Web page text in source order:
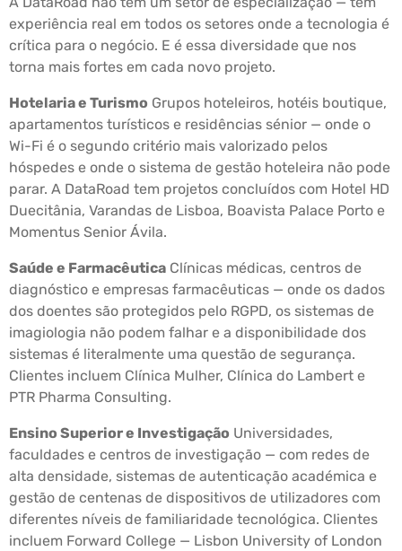
experiência real em todos os setores onde a tecnologia é
crítica para o negócio. E é essa diversidade que nos
torna mais fortes em cada novo projeto.
Hotelaria e Turismo Grupos hoteleiros, hotéis boutique,
apartamentos turísticos e residências sénior — onde o
Wi-Fi é o segundo critério mais valorizado pelos
hóspedes e onde o sistema de gestão hoteleira não pode
parar. A DataRoad tem projetos concluídos com Hotel HD
Duecitânia, Varandas de Lisboa, Boavista Palace Porto e
Momentus Senior Ávila.
Saúde e Farmacêutica Clínicas médicas, centros de
diagnóstico e empresas farmacêuticas — onde os dados
dos doentes são protegidos pelo RGPD, os sistemas de
imagiologia não podem falhar e a disponibilidade dos
sistemas é literalmente uma questão de segurança.
Clientes incluem Clínica Mulher, Clínica do Lambert e
PTR Pharma Consulting.
Ensino Superior e Investigação Universidades,
faculdades e centros de investigação — com redes de
alta densidade, sistemas de autenticação académica e
gestão de centenas de dispositivos de utilizadores com
diferentes níveis de familiaridade tecnológica. Clientes
incluem Forward College — Lisbon University of London